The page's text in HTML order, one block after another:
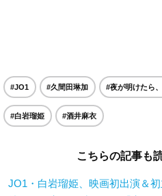
#JO1 #久間田琳加 #夜が明けたら
#白岩瑠姫 #酒井麻衣
こちらの記事も
JO1・白岩瑠姫、映画初出演＆